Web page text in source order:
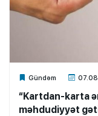
Gündəm
Xalq.Online
“Kartdan-karta
məhdudiyyət